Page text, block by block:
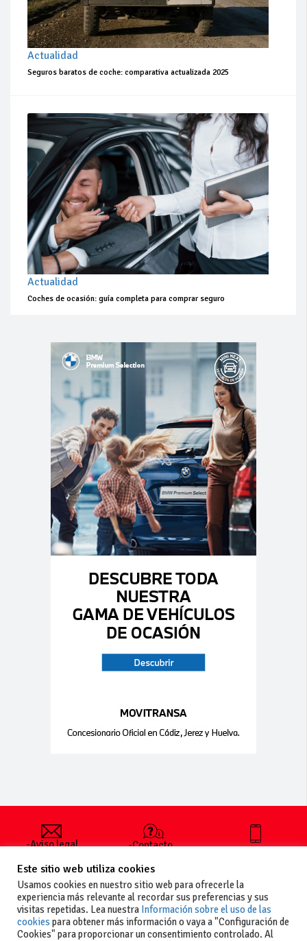
Actualidad
Seguros baratos de coche: comparativa actualizada 2025
Actualidad
Coches de ocasión: guía completa para comprar seguro
-Aviso legal
generales
de uso
-Política de
privacidad
-Política de
-Contacto
publicar un
anuncio
-Vende+
+34 627 35
Este sitio web utiliza cookies
Usamos cookies en nuestro sitio web para ofrecerle la
experiencia más relevante al recordar sus preferencias y sus
visitas repetidas. Lea nuestra Información sobre el uso de las
cookies para obtener más información o vaya a "Configuración de
Cookies" para proporcionar un consentimiento controlado. Al